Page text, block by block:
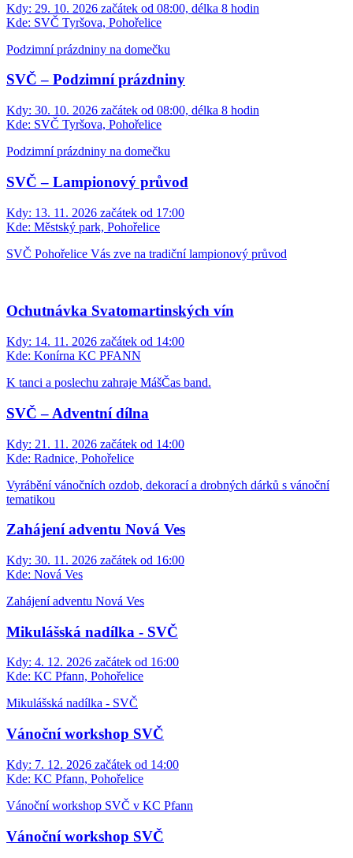
Kdy: 29. 10. 2026 začátek od 08:00, délka 8 hodin
Kde: SVČ Tyršova, Pohořelice
Podzimní prázdniny na domečku
SVČ – Podzimní prázdniny
Kdy: 30. 10. 2026 začátek od 08:00, délka 8 hodin
Kde: SVČ Tyršova, Pohořelice
Podzimní prázdniny na domečku
SVČ – Lampionový průvod
Kdy: 13. 11. 2026 začátek od 17:00
Kde: Městský park, Pohořelice
SVČ Pohořelice Vás zve na tradiční lampionový průvod
Ochutnávka Svatomartinských vín
Kdy: 14. 11. 2026 začátek od 14:00
Kde: Konírna KC PFANN
K tanci a poslechu zahraje MášČas band.
SVČ – Adventní dílna
Kdy: 21. 11. 2026 začátek od 14:00
Kde: Radnice, Pohořelice
Vyrábění vánočních ozdob, dekorací a drobných dárků s vánoční
tematikou
Zahájení adventu Nová Ves
Kdy: 30. 11. 2026 začátek od 16:00
Kde: Nová Ves
Zahájení adventu Nová Ves
Mikulášská nadílka - SVČ
Kdy: 4. 12. 2026 začátek od 16:00
Kde: KC Pfann, Pohořelice
Mikulášská nadílka - SVČ
Vánoční workshop SVČ
Kdy: 7. 12. 2026 začátek od 14:00
Kde: KC Pfann, Pohořelice
Vánoční workshop SVČ v KC Pfann
Vánoční workshop SVČ